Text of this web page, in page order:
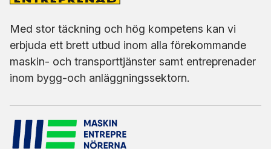
Med stor täckning och hög kompetens kan vi
erbjuda ett brett utbud inom alla förekommande
maskin- och transporttjänster samt entreprenader
inom bygg-och anläggningssektorn.